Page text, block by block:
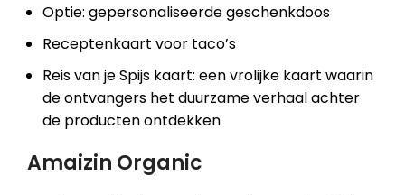
Optie: gepersonaliseerde geschenkdoos
Receptenkaart voor taco’s
Reis van je Spijs kaart: een vrolijke kaart waarin
de ontvangers het duurzame verhaal achter
de producten ontdekken
Amaizin Organic